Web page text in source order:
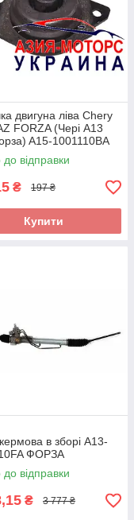
двигуна ліва Chery
FORZA (Чері А13
A15-1001110BA
до відправки
₴ 197 ₴
Купити
в зборі A13-
ФОРЗА
до відправки
₴ 3 777 ₴